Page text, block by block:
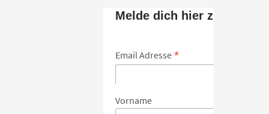
Melde dich hier zum
Email Adresse *
Vorname